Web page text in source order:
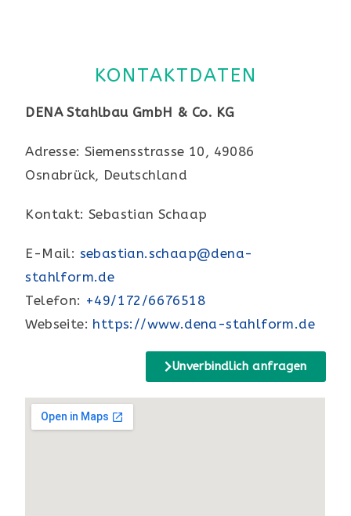
KONTAKTDATEN
DENA Stahlbau GmbH & Co. KG
Adresse: Siemensstrasse 10, 49086
Osnabrück, Deutschland
Kontakt: Sebastian Schaap
E-Mail: sebastian.schaap@dena-
stahlform.de
Telefon: +49/172/6676518
Webseite: https://www.dena-stahlform.de
Unverbindlich anfragen